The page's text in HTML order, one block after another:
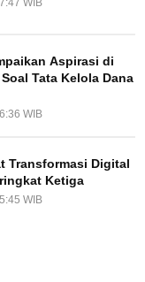
WIB
Aspirasi di
Tata Kelola Dana
WIB
Transformasi Digital
Ketiga
WIB